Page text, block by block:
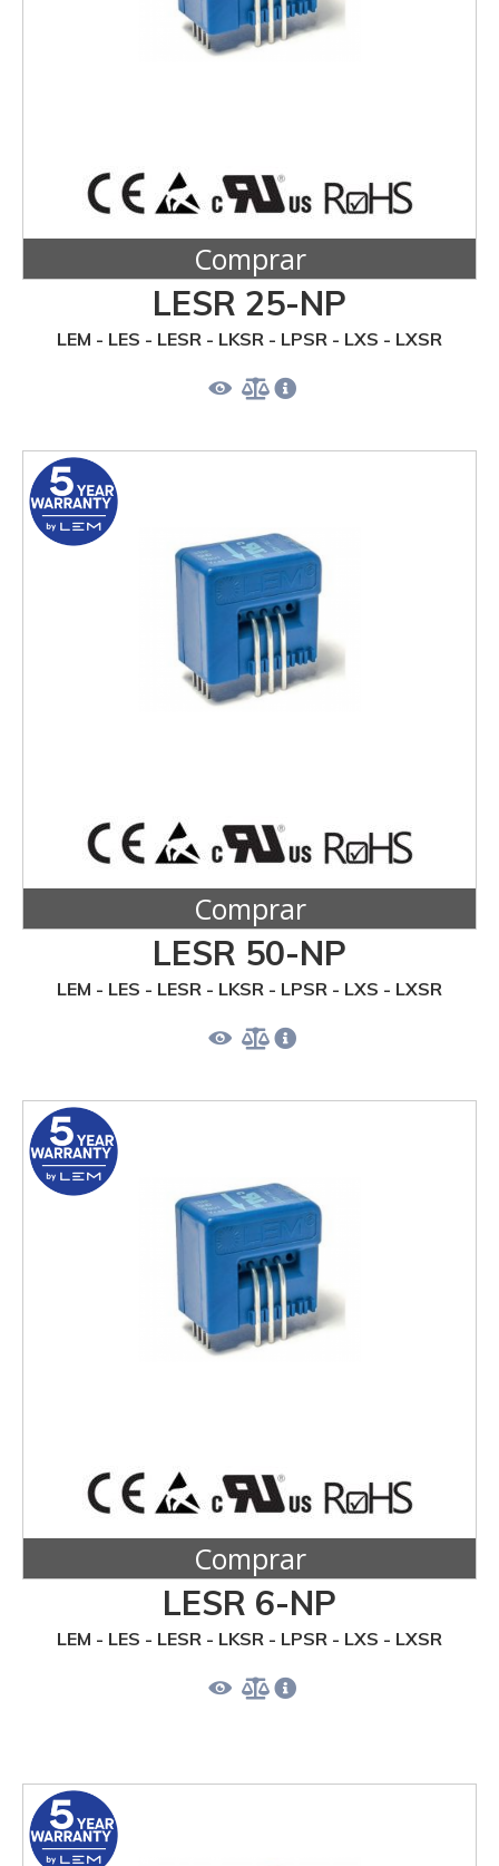
Comprar
LESR 25-NP
LEM - LES - LESR - LKSR - LPSR - LXS - LXSR
Comprar
LESR 50-NP
LEM - LES - LESR - LKSR - LPSR - LXS - LXSR
Comprar
LESR 6-NP
LEM - LES - LESR - LKSR - LPSR - LXS - LXSR